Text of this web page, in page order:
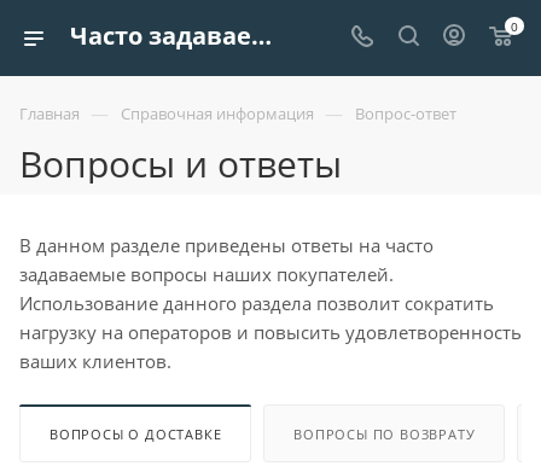
Часто задаваемые вопросы и ответы покупателей - Европроект Трейдинг ООО 0
Главная — Справочная информация — Вопрос-ответ
Вопросы и ответы
В данном разделе приведены ответы на часто
задаваемые вопросы наших покупателей.
Использование данного раздела позволит сократить
нагрузку на операторов и повысить удовлетворенность
ваших клиентов.
ВОПРОСЫ О ДОСТАВКЕ ВОПРОСЫ ПО ВОЗВРАТУ